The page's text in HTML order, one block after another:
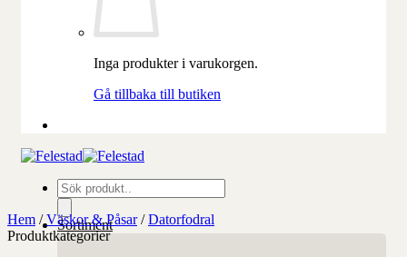
Inga produkter i varukorgen.
Gå tillbaka till butiken
Produktsökning
Sortiment
Hem / Väskor & Påsar / Datorfodral
Produktkategorier